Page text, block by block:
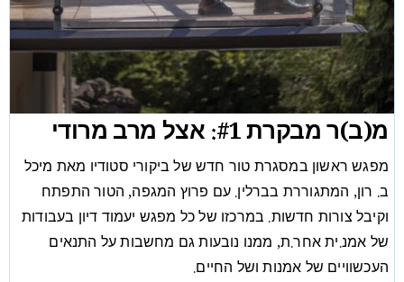
מ(ב)ר מבקרת #1: אצל מרב מרודי
מפגש ראשון במסגרת טור חדש של ביקורי סטודיו מאת מיכל
ב. רון, המתגוררת בברלין. עם פרוץ המגפה, הטור התפתח
וקיבל צורות חדשות. במרכזו של כל מפגש יעמוד דיון בעבודות
של אמנ.ית אחר.ת, ממנו נובעות גם מחשבות על התנאים
העכשוויים של אמנות ושל החיים.